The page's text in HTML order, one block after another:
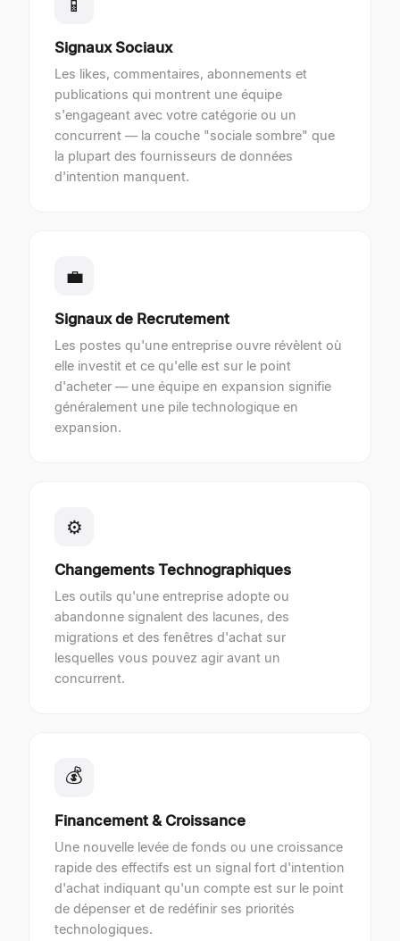
📱
Signaux Sociaux
Les likes, commentaires, abonnements et
publications qui montrent une équipe
s'engageant avec votre catégorie ou un
concurrent — la couche "sociale sombre" que
la plupart des fournisseurs de données
d'intention manquent.
💼
Signaux de Recrutement
Les postes qu'une entreprise ouvre révèlent où
elle investit et ce qu'elle est sur le point
d'acheter — une équipe en expansion signifie
généralement une pile technologique en
expansion.
⚙
Changements Technographiques
Les outils qu'une entreprise adopte ou
abandonne signalent des lacunes, des
migrations et des fenêtres d'achat sur
lesquelles vous pouvez agir avant un
concurrent.
💰
Financement & Croissance
Une nouvelle levée de fonds ou une croissance
rapide des effectifs est un signal fort d'intention
d'achat indiquant qu'un compte est sur le point
de dépenser et de redéfinir ses priorités
technologiques.